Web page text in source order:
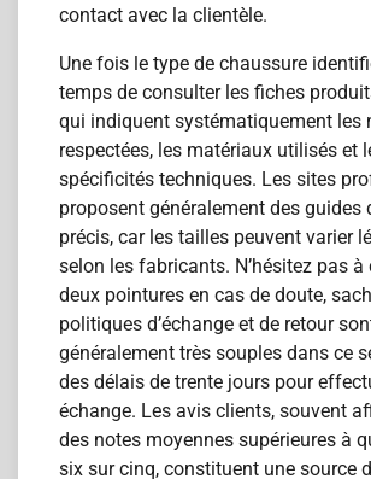
contact avec la clientèle.
Une fois le type de chaussure
temps de consulter les fiches
qui indiquent systématiquement les
respectées, les matériaux utilisés et
spécificités techniques. Les sites
proposent généralement des guides
précis, car les tailles peuvent varier
selon les fabricants. N’hésitez pas
deux pointures en cas de doute,
politiques d’échange et de retour
généralement très souples dans ce
des délais de trente jours pour
échange. Les avis clients, souvent
des notes moyennes supérieures à
six sur cinq, constituent une source